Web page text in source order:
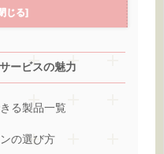
ービスの魅力
る製品一覧
の選び方